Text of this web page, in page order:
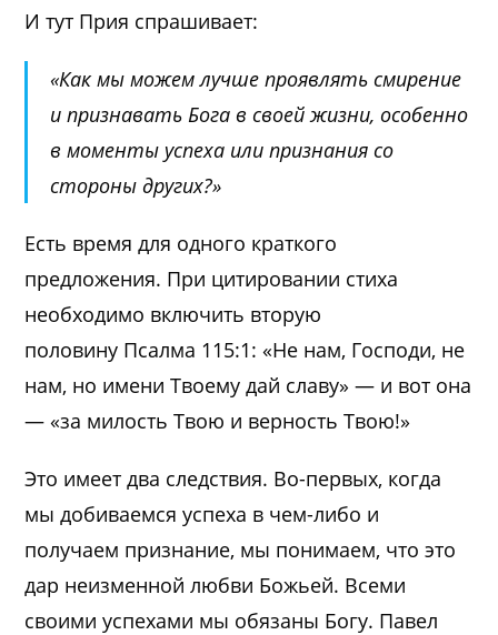
И тут Прия спрашивает:
«Как мы можем лучше проявлять смирение
и признавать Бога в своей жизни, особенно
в моменты успеха или признания со
стороны других?»
Есть время для одного краткого
предложения. При цитировании стиха
необходимо включить вторую
половину Псалма 115:1: «Не нам, Господи, не
нам, но имени Твоему дай славу» — и вот она
— «за милость Твою и верность Твою!»
Это имеет два следствия. Во-первых, когда
мы добиваемся успеха в чем-либо и
получаем признание, мы понимаем, что это
дар неизменной любви Божьей. Всеми
своими успехами мы обязаны Богу. Павел